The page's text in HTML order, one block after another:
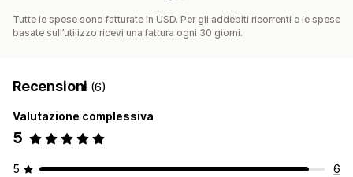
Tutte le spese sono fatturate in USD. Per gli addebiti ricorrenti e le spese
basate sull’utilizzo ricevi una fattura ogni 30 giorni.
Recensioni (6)
Valutazione complessiva
5
5
6